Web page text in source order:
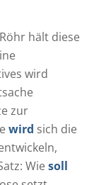
hält diese
wird
zur
wird sich die
Wiesoll